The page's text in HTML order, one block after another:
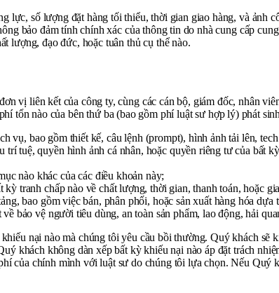
lực, số lượng đặt hàng tối thiểu, thời gian giao hàng, và
bảo đảm tính chính xác của thông tin do nhà cung cấp
lượng, đạo đức, hoặc tuân thủ cụ thể nào.
vị liên kết của công ty, cùng các cán bộ, giám đốc, nhân
tổn nào của bên thứ ba (bao gồm phí luật sư hợp lý) phát
vụ, bao gồm thiết kế, câu lệnh (prompt), hình ảnh tải lên,
tuệ, quyền hình ảnh cá nhân, hoặc quyền riêng tư của bất
nào khác của các điều khoản này;
tranh chấp nào về chất lượng, thời gian, thanh toán, hoặc
bao gồm việc bán, phân phối, hoặc sản xuất hàng hóa dựa
bảo vệ người tiêu dùng, an toàn sản phẩm, lao động, hải
nại nào mà chúng tôi yêu cầu bồi thường. Quý khách
khách không dàn xếp bất kỳ khiếu nại nào áp đặt trách
của chính mình với luật sư do chúng tôi lựa chọn. Nếu